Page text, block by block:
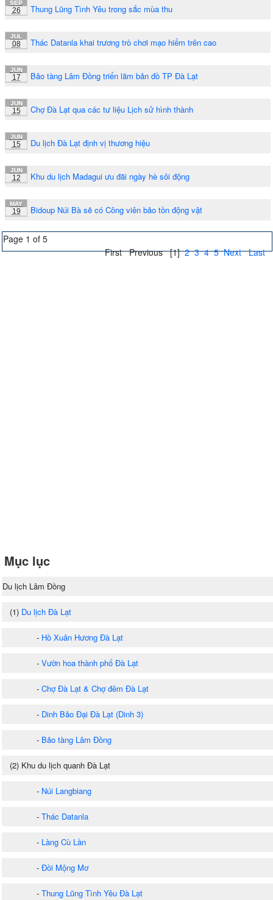
SEP
26 Thung Lũng Tình Yêu trong sắc mùa thu
JUL
08 Thác Datanla khai trương trò chơi mạo hiểm trên cao
JUN
17 Bảo tàng Lâm Đồng triển lãm bản đồ TP Đà Lạt
JUN
15 Chợ Đà Lạt qua các tư liệu Lịch sử hình thành
JUN
15 Du lịch Đà Lạt định vị thương hiệu
JUN
12 Khu du lịch Madagui ưu đãi ngày hè sôi động
MAY
19 Bidoup Núi Bà sẽ có Công viên bảo tồn động vật
Page 1 of 5
First Previous [1] 2 3 4 5 Next Last
Mục lục
Du lịch Lâm Đồng
(1) Du lịch Đà Lạt
- Hồ Xuân Hương Đà Lạt
- Vườn hoa thành phố Đà Lạt
- Chợ Đà Lạt & Chợ đêm Đà Lạt
- Dinh Bảo Đại Đà Lạt (Dinh 3)
- Bảo tàng Lâm Đồng
(2) Khu du lịch quanh Đà Lạt
- Núi Langbiang
- Thác Datanla
- Làng Cù Lần
- Đồi Mộng Mơ
- Thung Lũng Tình Yêu Đà Lạt